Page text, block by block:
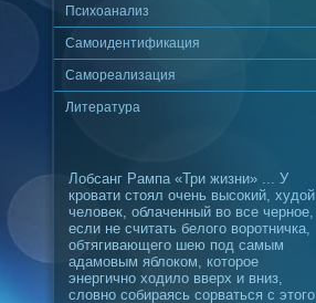
Психоанализ
Самоидентификация
Самореализация
Литература
Лобсанг Рампа «Три жизни» ... У
кровати стоял очень высокий, худой
человек, облаченный во все черное,
если не считать белого воротничка,
обтягивающего шею под самым
адамовым яблоком, которое
энергично ходило вверх и вниз,
словно собираясь сорваться с этого